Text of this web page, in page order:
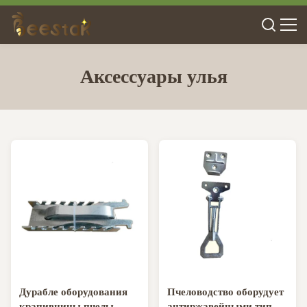
Аксессуары улья
Дурабле оборудования
Пчеловодство оборудует